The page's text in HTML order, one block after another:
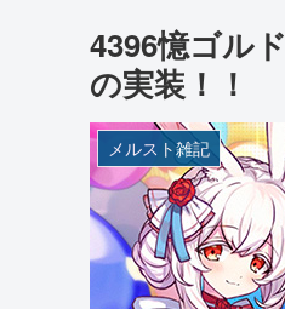
4396憶ゴル
の実装！！
メルスト雑記